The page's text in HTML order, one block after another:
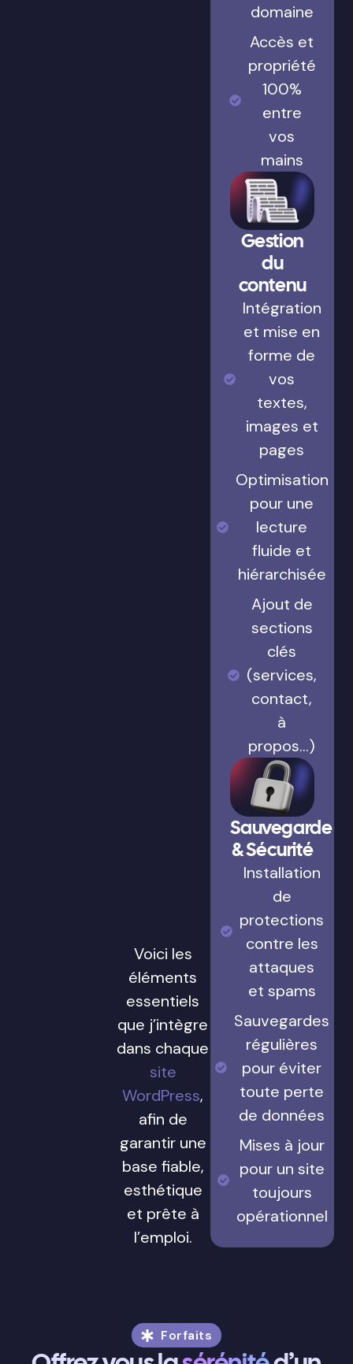
Voici les
éléments
essentiels
que j’intègre
dans chaque
site
WordPress,
afin de
garantir une
base fiable,
esthétique
et prête à
l’emploi.
domaine
Accès et
propriété
100%
entre
vos
mains
Gestion
du
contenu
Intégration
et mise en
forme de
vos
textes,
images et
pages
Optimisation
pour une
lecture
fluide et
hiérarchisée
Ajout de
sections
clés
(services,
contact,
à
propos…)
Sauvegarde
& Sécurité
Installation
de
protections
contre les
attaques
et spams
Sauvegardes
régulières
pour éviter
toute perte
de données
Mises à jour
pour un site
toujours
opérationnel
Forfaits